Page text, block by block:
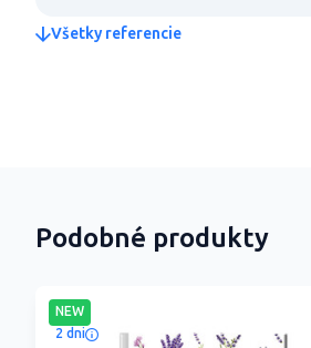
Všetky referencie
Podobné produkty
NEW
2 dni